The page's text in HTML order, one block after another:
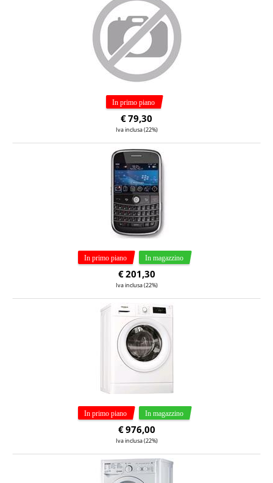
€79,30
Iva inclusa (22%)
€201,30
Iva inclusa (22%)
€976,00
Iva inclusa (22%)